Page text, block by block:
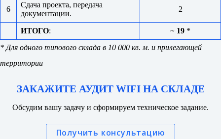
6
Сдача проекта, передача
документации.
2
ИТОГО: ~ 19 *
* Для одного типового склада в 10 000 кв. м. и прилегающей
территории
ЗАКАЖИТЕ АУДИТ WIFI НА СКЛАДЕ
Обсудим вашу задачу и сформируем техническое задание.
Получить консультацию